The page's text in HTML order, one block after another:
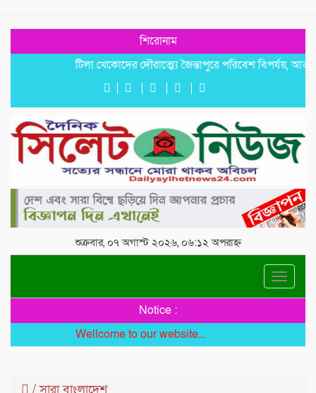
শিরোনাম
টিলা খেকোদের দৌরাত্ম্যে জৈন্তাপুরে পরিবেশ বিপর্যয়, আতঙ্কে
শুক্রবার, ০৭ অগাস্ট ২০২৬, ০৬:১২ অপরাহ্ন
Toggle
Notice :
Wellcome to our website...